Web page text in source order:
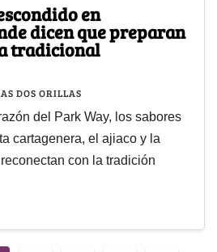
en
dicen que preparan
tradicional
DOS ORILLAS
del Park Way, los sabores
cartagenera, el ajiaco y la
con la tradición